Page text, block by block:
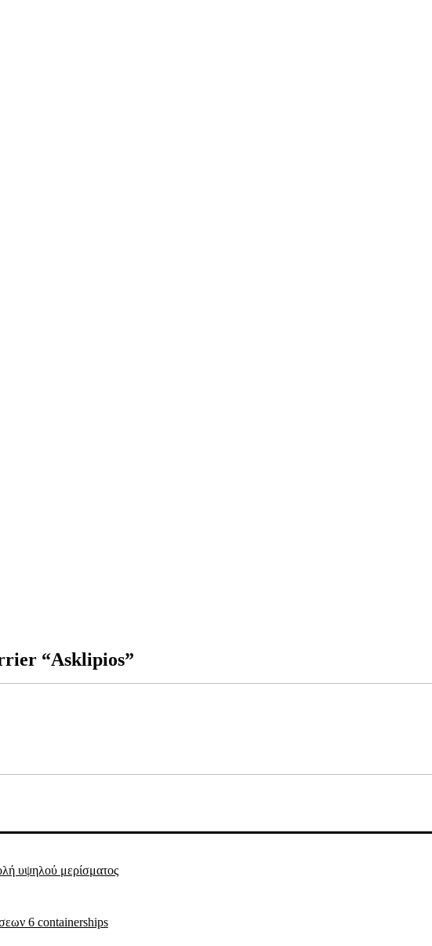
“Asklipios”
υψηλού μερίσματος
6 containerships